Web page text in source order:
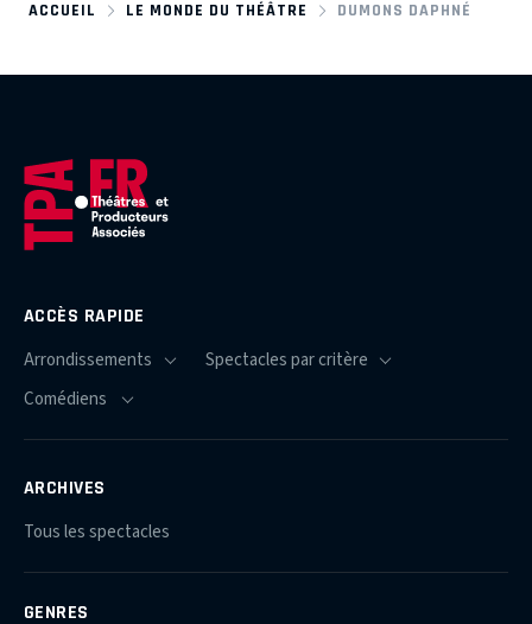
ACCUEIL LE MONDE DU THÉÂTRE DUMONS DAPHNÉ
ACCÈS RAPIDE
ARCHIVES
Tous les spectacles
GENRES